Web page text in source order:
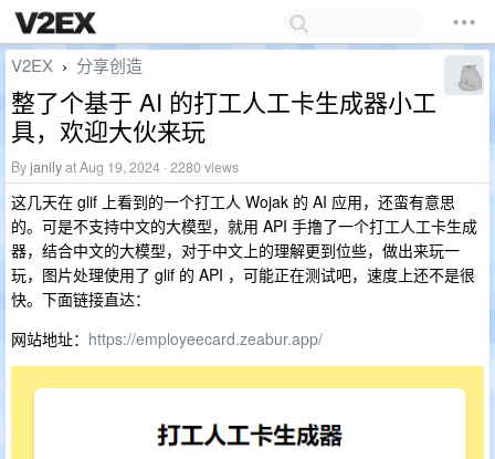
V2EX › 分享创造
整了个基于 AI 的打工人工卡生成器小工
具，欢迎大伙来玩
Byjanilyat Aug 19, 2024 · 2280 views
这几天在 glif 上看到的一个打工人 Wojak 的 AI 应用，还蛮有意思
的。可是不支持中文的大模型，就用 API 手撸了一个打工人工卡生成
器，结合中文的大模型，对于中文上的理解更到位些，做出来玩一
玩，图片处理使用了 glif 的 API ，可能正在测试吧，速度上还不是很
快。下面链接直达：
网站地址： https://employeecard.zeabur.app/